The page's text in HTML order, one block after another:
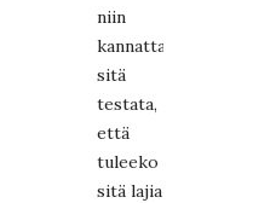
niin
kannattaahan
sitä
testata,
että
tuleeko
sitä lajia